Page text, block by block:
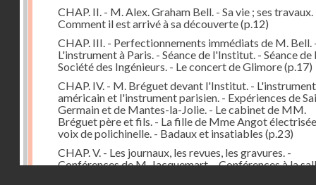
CHAP. II. - M. Alex. Graham Bell. - Sa vie ; ses travaux.
Comment il est arrivé à sa découverte(p.12)
CHAP. III. - Perfectionnements immédiats de M. Bell.
L'instrument à Paris. - Séance de l'Institut. - Séance de
Société des Ingénieurs. - Le concert de Glimore(p.17)
CHAP. IV. - M. Bréguet devant l'Institut. - L'instrument
américain et l'instrument parisien. - Expériences de
Germain et de Mantes-la-Jolie. - Le cabinet de MM.
Bréguet père et fils. - La fille de Mme Angot
voix de polichinelle. - Badaux et insatiables (p.23)
CHAP. V. - Les journaux, les revues, les gravures. -
Conférences de M. Jacquemart. - Conférences à la